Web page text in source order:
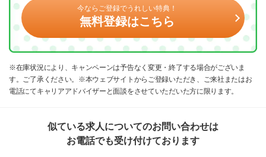
今ならご登録でうれしい特典！
無料登録はこちら
※在庫状況により、キャンペーンは予告なく変更・終了する場合がございま
す。ご了承ください。※本ウェブサイトからご登録いただき、ご来社またはお
電話にてキャリアアドバイザーと面談をさせていただいた方に限ります。
似ている求人についてのお問い合わせは
お電話でも受け付けております